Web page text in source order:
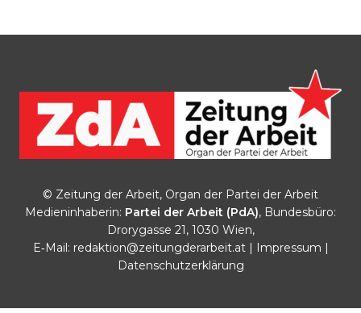
© Zeitung der Arbeit, Organ der Partei der Arbeit
Medieninhaberin: Partei der Arbeit (PdA), Bundesbüro:
Drorygasse 21, 1030 Wien,
E‑Mail: redaktion@zeitungderarbeit.at| Impressum |
Datenschutzerklärung